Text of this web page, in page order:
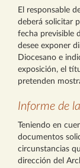
El responsable
deberá solicitar
fecha previsible
desee exponer
Diocesano e
exposición, el
pretenden
Informe de
Teniendo en
documentos
circunstancias
dirección del